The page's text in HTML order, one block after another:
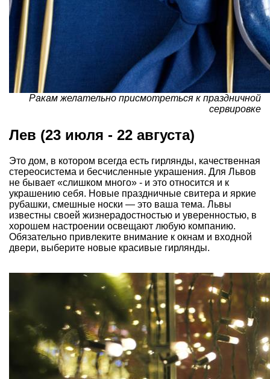
Ракам желательно присмотреться к праздничной
сервировке
Лев (23 июля - 22 августа)
Это дом, в котором всегда есть гирлянды, качественная
стереосистема и бесчисленные украшения. Для Львов
не бывает «слишком много» - и это относится и к
украшению себя. Новые праздничные свитера и яркие
рубашки, смешные носки — это ваша тема. Львы
известны своей жизнерадостностью и уверенностью, в
хорошем настроении освещают любую компанию.
Обязательно привлеките внимание к окнам и входной
двери, выберите новые красивые гирлянды.